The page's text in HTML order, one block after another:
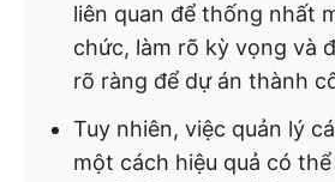
liên quan để thống nhất
chức, làm rõ kỳ vọng và
rõ ràng để dự án thành
Tuy nhiên, việc quản lý
một cách hiệu quả có